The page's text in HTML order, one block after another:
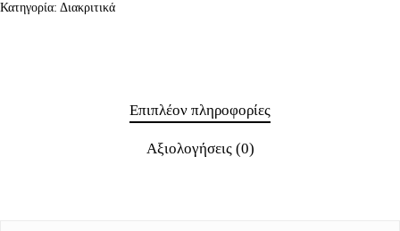
Κατηγορία: Διακριτικά
Επιπλέον πληροφορίες
Αξιολογήσεις (0)